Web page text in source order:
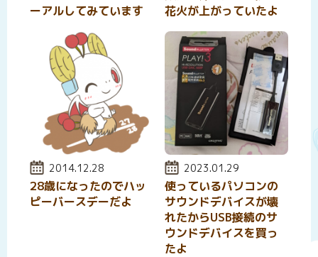
ーアルしてみています
花火が上がっていたよ
投稿日:
2014.12.28
28歳になったのでハッ
ピーバースデーだよ
投稿日:
2023.01.29
使っているパソコンの
サウンドデバイスが壊
れたからUSB接続のサ
ウンドデバイスを買っ
たよ